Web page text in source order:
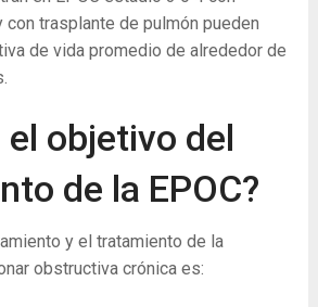
trasplante de pulmón pueden
de vida promedio de alrededor de
el objetivo del
de la EPOC?
y el tratamiento de la
obstructiva crónica es: